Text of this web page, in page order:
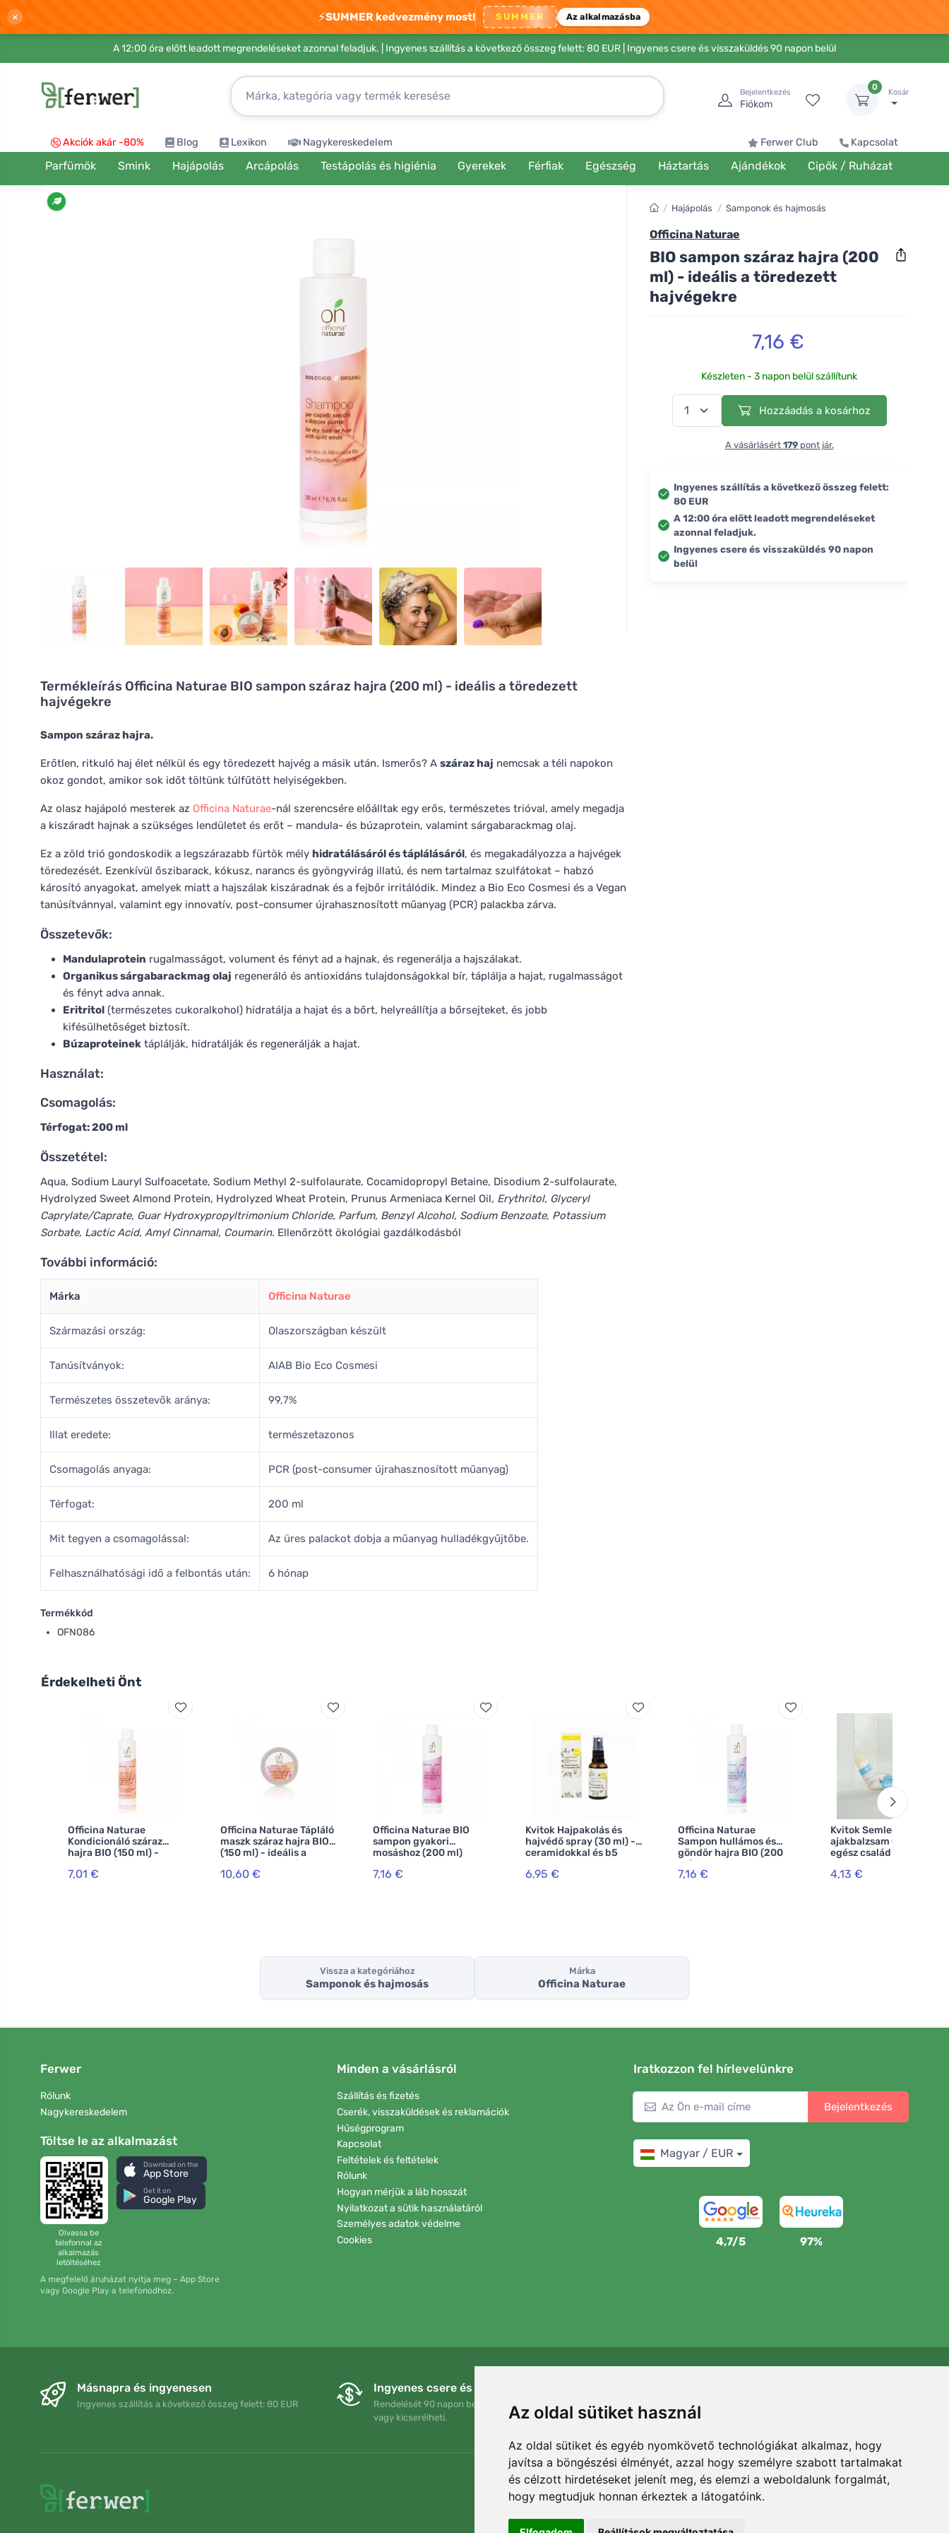
Az oldal sütiket használ
Az oldal sütiket és egyéb nyomkövető technológiákat alkalmaz, hogy
javítsa a böngészési élményét, azzal hogy személyre szabott tartalmakat
és célzott hirdetéseket jelenít meg, és elemzi a weboldalunk forgalmát,
hogy megtudjuk honnan érkeztek a látogatóink.
× ⚡SUMMER kedvezmény most! SUMMER Az alkalmazásba
A 12:00 óra előtt leadott megrendeléseket azonnal feladjuk. | Ingyenes szállítás a következő összeg felett: 80 EUR | Ingyenes csere és visszaküldés 90 napon belül
Bejelentkezés
Fiókom
0
Kosár
Akciók akár -80% Blog Lexikon Nagykereskedelem Ferwer Club Kapcsolat
Parfümök Smink Hajápolás Arcápolás Testápolás és higiénia Gyerekek Férfiak Egészség Háztartás Ajándékok Cipők / Ruházat
Termékleírás Officina Naturae BIO sampon száraz hajra (200 ml) - ideális a töredezett
hajvégekre
Sampon száraz hajra.
Erőtlen, ritkuló haj élet nélkül és egy töredezett hajvég a másik után. Ismerős? A száraz haj nemcsak a téli napokon
okoz gondot, amikor sok időt töltünk túlfűtött helyiségekben.
Az olasz hajápoló mesterek az Officina Naturae-nál szerencsére előálltak egy erős, természetes trióval, amely megadja
a kiszáradt hajnak a szükséges lendületet és erőt – mandula- és búzaprotein, valamint sárgabarackmag olaj.
Ez a zöld trió gondoskodik a legszárazabb fürtök mély hidratálásáról és táplálásáról, és megakadályozza a hajvégek
töredezését. Ezenkívül őszibarack, kókusz, narancs és gyöngyvirág illatú, és nem tartalmaz szulfátokat – habzó
károsító anyagokat, amelyek miatt a hajszálak kiszáradnak és a fejbőr irritálódik. Mindez a Bio Eco Cosmesi és a Vegan
tanúsítvánnyal, valamint egy innovatív, post-consumer újrahasznosított műanyag (PCR) palackba zárva.
Összetevők:
Mandulaprotein rugalmasságot, volument és fényt ad a hajnak, és regenerálja a hajszálakat.
Organikus sárgabarackmag olaj regeneráló és antioxidáns tulajdonságokkal bír, táplálja a hajat, rugalmasságot
és fényt adva annak.
Eritritol (természetes cukoralkohol) hidratálja a hajat és a bőrt, helyreállítja a bőrsejteket, és jobb
kifésülhetőséget biztosít.
Búzaproteinek táplálják, hidratálják és regenerálják a hajat.
Használat:
Csomagolás:
Térfogat: 200 ml
Összetétel:
Aqua, Sodium Lauryl Sulfoacetate, Sodium Methyl 2-sulfolaurate, Cocamidopropyl Betaine, Disodium 2-sulfolaurate,
Hydrolyzed Sweet Almond Protein, Hydrolyzed Wheat Protein, Prunus Armeniaca Kernel Oil, Erythritol, Glyceryl
Caprylate/Caprate, Guar Hydroxypropyltrimonium Chloride, Parfum, Benzyl Alcohol, Sodium Benzoate, Potassium
Sorbate, Lactic Acid, Amyl Cinnamal, Coumarin. Ellenőrzött ökológiai gazdálkodásból
További információ:
Márka Officina Naturae
Származási ország: Olaszországban készült
Tanúsítványok: AIAB Bio Eco Cosmesi
Természetes összetevők aránya: 99,7%
Illat eredete: természetazonos
Csomagolás anyaga: PCR (post-consumer újrahasznosított műanyag)
Térfogat: 200 ml
Mit tegyen a csomagolással: Az üres palackot dobja a műanyag hulladékgyűjtőbe.
Felhasználhatósági idő a felbontás után: 6 hónap
Termékkód
OFN086
/ Hajápolás / Samponok és hajmosás
Officina Naturae
BIO sampon száraz hajra (200
ml) - ideális a töredezett
hajvégekre
7,16 €
Készleten - 3 napon belül szállítunk
Hozzáadás a kosárhoz
A vásárlásért 179pont jár.
Ingyenes szállítás a következő összeg felett:
80 EUR
A 12:00 óra előtt leadott megrendeléseket
azonnal feladjuk.
Ingyenes csere és visszaküldés 90 napon
belül
Érdekelheti Önt
Officina Naturae
Kondicionáló száraz
hajra BIO (150 ml) -
ideális a töredezett
hajvégekre
7,01 €
Officina Naturae Tápláló
maszk száraz hajra BIO
(150 ml) - ideális a
töredezett hajvégek
kezelésére.
10,60 €
Officina Naturae BIO
sampon gyakori
mosáshoz (200 ml)
7,16 €
Kvitok Hajpakolás és
hajvédő spray (30 ml) -
ceramidokkal és b5
provitaminnal
6,95 €
Officina Naturae
Sampon hullámos és
göndör hajra BIO (200
ml)
7,16 €
Kvitok Semleges
ajakbalzsam (8 ml) - az
egész család számára
4,13 €
Vissza a kategóriához
Samponok és hajmosás
Márka
Officina Naturae
Ferwer
Rólunk
Nagykereskedelem
Töltse le az alkalmazást
Olvassa be
telefonnal az
alkalmazás
letöltéséhez
Download on the
App Store
Get it on
Google Play
A megfelelő áruházat nyitja meg – App Store
vagy Google Play a telefonodhoz.
Minden a vásárlásról
Szállítás és fizetés
Cserék, visszaküldések és reklamációk
Hűségprogram
Kapcsolat
Feltételek és feltételek
Rólunk
Hogyan mérjük a láb hosszát
Nyilatkozat a sütik használatáról
Személyes adatok védelme
Cookies
Iratkozzon fel hírlevelünkre
Bejelentkezés
Magyar / EUR
4,7/5 97%
Másnapra és ingyenesen
Ingyenes szállítás a következő összeg felett: 80 EUR
Ingyenes csere és visszaküldés
Rendelését 90 napon belül bármikor visszaküldheti
vagy kicserélheti.
Minden megrendelésért ültetünk egy fát! Bővebben
Rólunk.